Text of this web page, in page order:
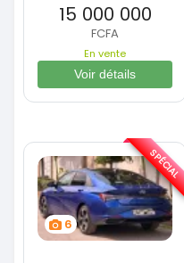
15 000 000
FCFA
En vente
Voir détails
6
SPÉCIAL